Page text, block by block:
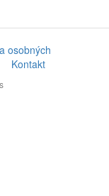
osobných
Kontakt